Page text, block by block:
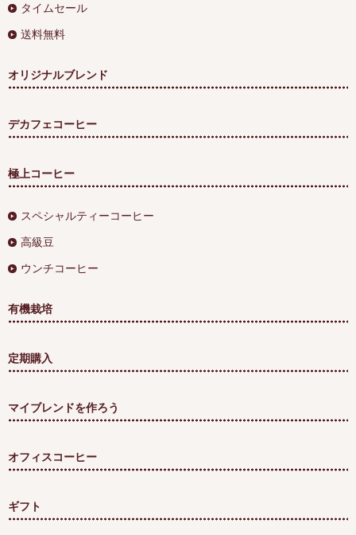
タイムセール
送料無料
オリジナルブレンド
デカフェコーヒー
極上コーヒー
スペシャルティーコーヒー
高級豆
ウンチコーヒー
有機栽培
定期購入
マイブレンドを作ろう
オフィスコーヒー
ギフト